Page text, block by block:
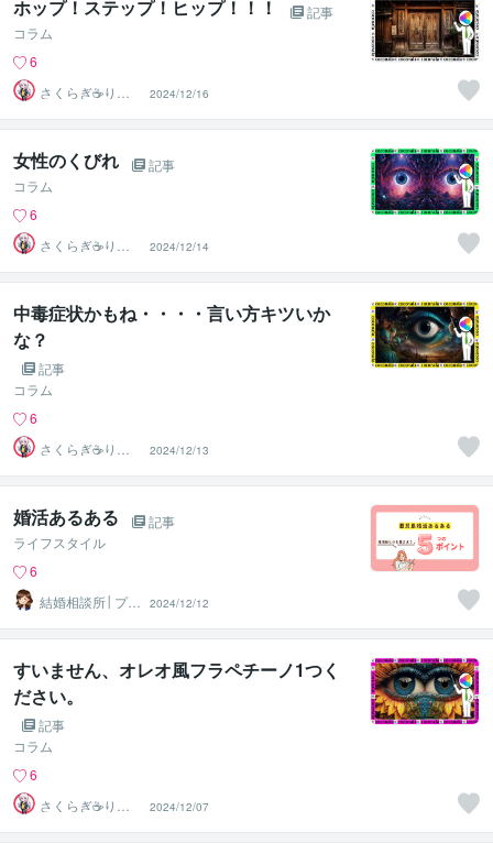
ホップ！ステップ！ヒップ！！！
記事
コラム
6
さくらぎ☕りょ
う⛎癒やし電話
相談サロン
2024/12/16
女性のくびれ
記事
コラム
6
さくらぎ☕りょ
う⛎癒やし電話
相談サロン
2024/12/14
中毒症状かもね・・・・言い方キツいか
な？
記事
コラム
6
さくらぎ☕りょ
う⛎癒やし電話
相談サロン
2024/12/13
婚活あるある
記事
ライフスタイル
6
結婚相談所│プリ
マリエ鹿児島
2024/12/12
すいません、オレオ風フラペチーノ1つく
ださい。
記事
コラム
6
さくらぎ☕りょ
う⛎癒やし電話
相談サロン
2024/12/07